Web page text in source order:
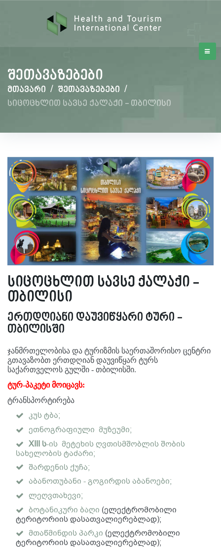
შეთავაზებები
მთავარი / შეთავაზებები /
სიცოცხლით სავსე ქალაქი - თბილისი
სიცოცხლით სავსე ქალაქი -
თბილისი
ერთდღიანი დაუვიწყარი ტური -
თბილისში
ჯანმრთელობისა და ტურიზმის საერთაშორისო ცენტრი
გთავაზობთ ერთდღიან დაუვიწყარ ტურს
საქართველოს გულში - თბილისში.
ტურ-პაკეტი მოიცავს:
ტრანსპორტირება
კუს ტბა;
ეთნოგრაფიული მუზეუმი;
XIII ს-ის მეტეხის ღვთისმშობლის შობის
სახელობის ტაძარი;
შარდენის ქუჩა;
აბანოთუბანი - გოგირდის აბანოები;
ლეღვთახევი;
ბოტანიკური ბაღი (ელექტრომობილი
ტერიტორიის დასათვალიერებლად);
მთაწმინდის პარკი (ელექტრომობილი
ტერიტორიის დასათვალიერებლად);